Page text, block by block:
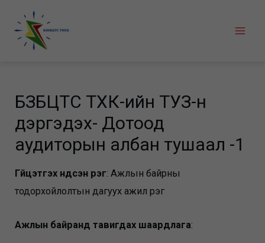
content
БЗӨБЦТС ТӨХК-ийн ТУЗ-н
дэргэдэх- Дотоод
аудиторын албан тушаал -1
Гүйцэтгэх үндсэн үүрэг: Ажлын байрны
тодорхойлолтын дагуух ажил үүрэг
Ажлын байранд тавигдах шаардлага: